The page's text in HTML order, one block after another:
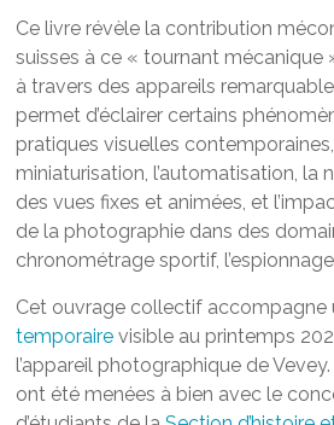
Ce livre révèle la contribution
suisses à ce « tournant mécanique
à travers des appareils
permet d’éclairer certains
pratiques visuelles
miniaturisation, l’automatisation, la
des vues fixes et animées, et
de la photographie dans des
chronométrage sportif,
Cet ouvrage collectif accompagne
temporaire visible au printemps
l’appareil photographique de
ont été menées à bien avec le